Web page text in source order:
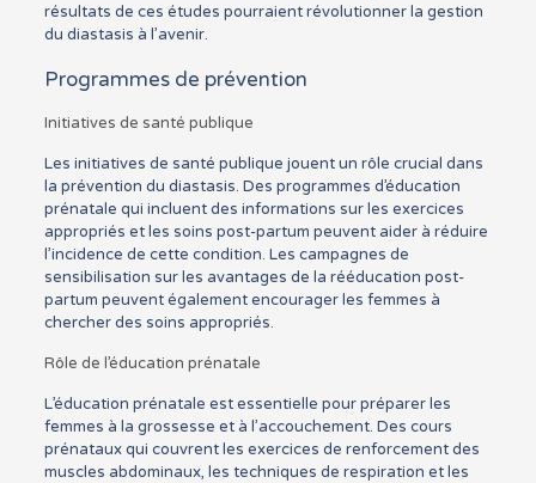
résultats de ces études pourraient révolutionner la gestion
du diastasis à l’avenir.
Programmes de prévention
Initiatives de santé publique
Les initiatives de santé publique jouent un rôle crucial dans
la prévention du diastasis. Des programmes d’éducation
prénatale qui incluent des informations sur les exercices
appropriés et les soins post-partum peuvent aider à réduire
l’incidence de cette condition. Les campagnes de
sensibilisation sur les avantages de la rééducation post-
partum peuvent également encourager les femmes à
chercher des soins appropriés.
Rôle de l’éducation prénatale
L’éducation prénatale est essentielle pour préparer les
femmes à la grossesse et à l’accouchement. Des cours
prénataux qui couvrent les exercices de renforcement des
muscles abdominaux, les techniques de respiration et les